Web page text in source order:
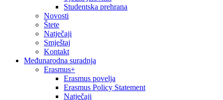
Studentska prehrana
Novosti
Štete
Natječaji
Smještaj
Kontakt
Međunarodna suradnja
Erasmus+
Erasmus povelja
Erasmus Policy Statement
Natječaji